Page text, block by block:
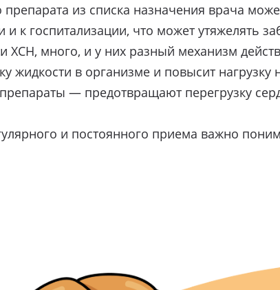
из списка назначения врача
и к госпитализации, что может утяжелять
ХСН, много, и у них разный механизм
жидкости в организме и повысит
— предотвращают перегрузку
и постоянного приема важно